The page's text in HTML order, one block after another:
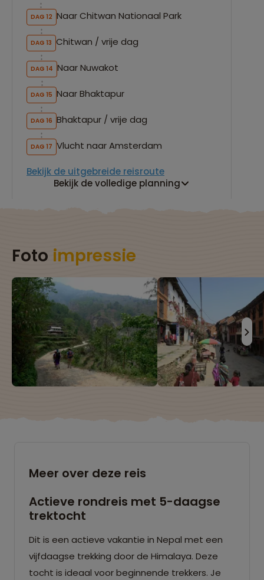
DAG 12 Naar Chitwan Nationaal Park
DAG 13 Chitwan / vrije dag
DAG 14 Naar Nuwakot
DAG 15 Naar Bhaktapur
DAG 16 Bhaktapur / vrije dag
DAG 17 Vlucht naar Amsterdam
Bekijk de uitgebreide reisroute
Bekijk de volledige planning
Foto impressie
Meer over deze reis
Actieve rondreis met 5-daagse
trektocht
Dit is een actieve vakantie in Nepal met een
vijfdaagse trekking door de Himalaya. Deze
tocht is ideaal voor beginnende trekkers. Je